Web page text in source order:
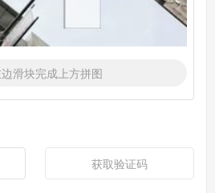
滑块完成上方拼图
获取验证码